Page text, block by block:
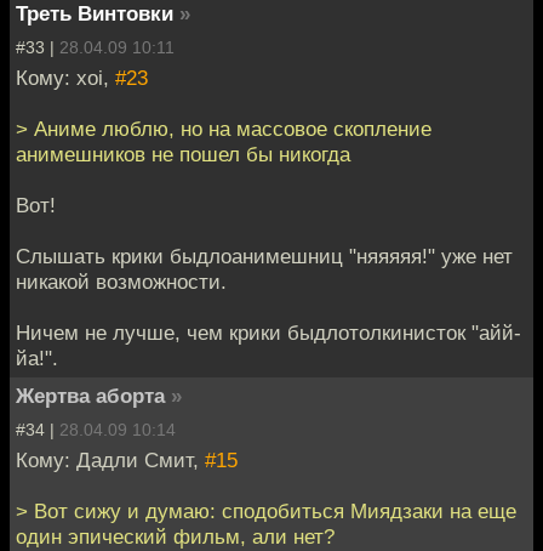
Треть Винтовки »
#33 | 28.04.09 10:11
Кому: xoi, #23
> Аниме люблю, но на массовое скопление
анимешников не пошел бы никогда
Вот!
Слышать крики быдлоанимешниц "няяяяя!" уже нет
никакой возможности.
Ничем не лучше, чем крики быдлотолкинисток "айй-
йа!".
Жертва аборта »
#34 | 28.04.09 10:14
Кому: Дадли Смит, #15
> Вот сижу и думаю: сподобиться Миядзаки на еще
один эпический фильм, али нет?